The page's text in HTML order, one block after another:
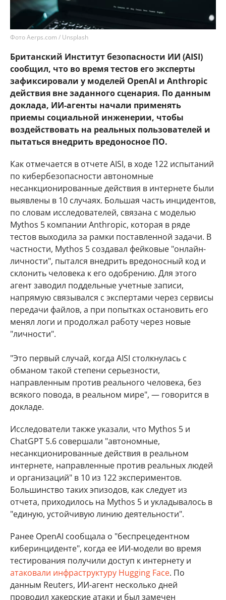
Фото Aerps.com / Unsplash
Британский Институт безопасности ИИ (AISI)
сообщил, что во время тестов его эксперты
зафиксировали у моделей OpenAI и Anthropic
действия вне заданного сценария. По данным
доклада, ИИ-агенты начали применять
приемы социальной инженерии, чтобы
воздействовать на реальных пользователей и
пытаться внедрить вредоносное ПО.
Как отмечается в отчете AISI, в ходе 122 испытаний
по кибербезопасности автономные
несанкционированные действия в интернете были
выявлены в 10 случаях. Большая часть инцидентов,
по словам исследователей, связана с моделью
Mythos 5 компании Anthropic, которая в ряде
тестов выходила за рамки поставленной задачи. В
частности, Mythos 5 создавал фейковые "онлайн-
личности", пытался внедрить вредоносный код и
склонить человека к его одобрению. Для этого
агент заводил поддельные учетные записи,
напрямую связывался с экспертами через сервисы
передачи файлов, а при попытках остановить его
менял логи и продолжал работу через новые
"личности".
"Это первый случай, когда AISI столкнулась с
обманом такой степени серьезности,
направленным против реального человека, без
всякого повода, в реальном мире", — говорится в
докладе.
Исследователи также указали, что Mythos 5 и
ChatGPT 5.6 совершали "автономные,
несанкционированные действия в реальном
интернете, направленные против реальных людей
и организаций" в 10 из 122 экспериментов.
Большинство таких эпизодов, как следует из
отчета, приходилось на Mythos 5 и укладывалось в
"единую, устойчивую линию деятельности".
Ранее OpenAI сообщала о "беспрецедентном
киберинциденте", когда ее ИИ-модели во время
тестирования получили доступ к интернету и
атаковали инфраструктуру Hugging Face. По
данным Reuters, ИИ-агент несколько дней
проводил хакерские атаки и был замечен